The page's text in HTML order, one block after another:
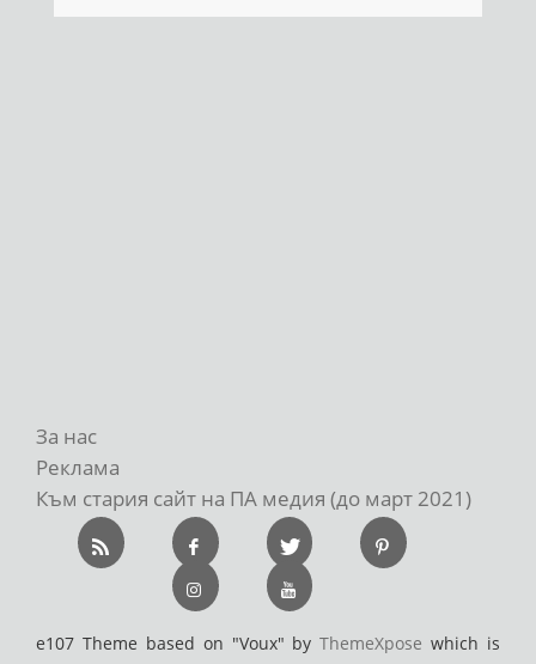
За нас
Реклама
Към стария сайт на ПА медия (до март 2021)
e107 Theme based on "Voux" byThemeXpose which is